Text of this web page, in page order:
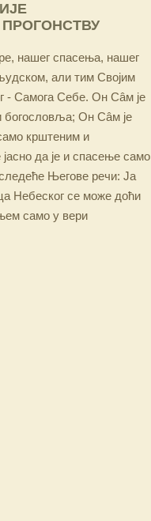
нашег спасења, нашег
али тим Својим
- Самога Себе. Он Сâм је
богословља; Он Сâм је
крштеним и
да је и спасење само
Његове речи: Ја
Небеског се може доћи
само у вери